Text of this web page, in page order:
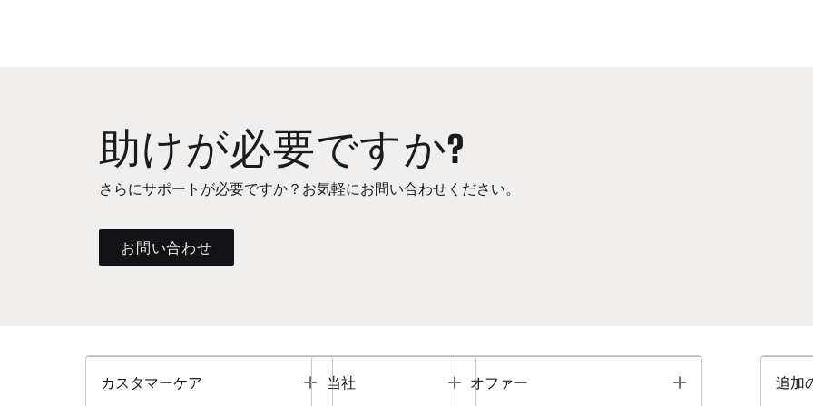
助けが必要ですか?
さらにサポートが必要ですか？お気軽にお問い合わせください。
お問い合わせ
カスタマーケア Toggle
当社 Toggle
オファー Toggle 追加